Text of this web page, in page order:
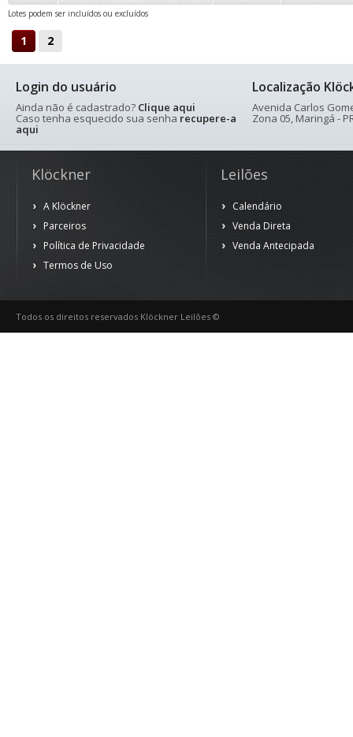
Lotes podem ser incluídos ou excluídos
1 2
Login do usuário
Ainda não é cadastrado? Clique aqui
Caso tenha esquecido sua senha recupere-a
aqui
Localização
Avenida Carlos
Zona 05, Maringá -
Klöckner
A Klöckner
Parceiros
Política de Privacidade
Termos de Uso
Leilões
Calendário
Venda Direta
Venda Antecipada
Todos os direitos reservados Klöckner Leilões ©